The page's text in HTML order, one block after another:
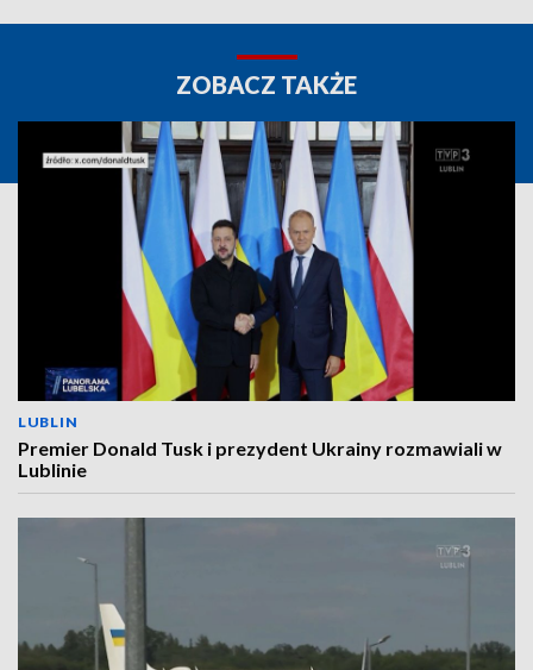
ZOBACZ TAKŻE
LUBLIN
Premier Donald Tusk i prezydent Ukrainy rozmawiali w
Lublinie